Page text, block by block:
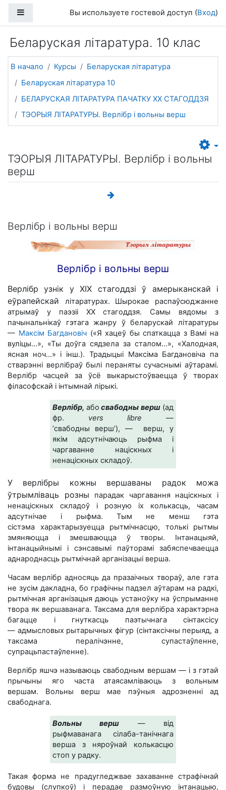
Боковая панельВы используете гостевой доступ (Вход)
Беларуская літаратура. 10 клас
В начало Курсы
Беларуская літаратура
Беларуская літаратура 10
БЕЛАРУСКАЯ ЛІТАРАТУРА ПАЧАТКУ ХХ СТАГОДДЗЯ
ТЭОРЫЯ ЛІТАРАТУРЫ. Верлібр і вольны верш
ТЭОРЫЯ ЛІТАРАТУРЫ. Верлібр і вольны
верш
Верлібр і вольны верш
Верлібр і вольны верш
Верлібр узнік у ХІХ стагоддзі ў амерыканскай і
еўрапейскай літаратурах. Шырокае распаўсюджанне
атрымаў у паэзіі ХХ стагоддзя. Самы вядомы з
пачынальнікаў гэтага жанру ў беларускай літаратуры
— Максім Багдановіч («Я хацеў бы спаткацца з Вамі на
вуліцы...», «Ты доўга сядзела за сталом...», «Халодная,
ясная ноч...» і інш.). Традыцыі Максіма Багдановіча па
стварэнні верлібраў былі пераняты сучаснымі аўтарамі.
Верлібр часцей за ўсё выкарыстоўваецца ў творах
філасофскай і інтымнай лірыкі.
Верлібр, або свабодны верш (ад
фр. vers libre —
‘свабодны верш’), — верш, у
якім адсутнічаюць рыфма і
чаргаванне націскных і
ненаціскных складоў.
У верлібры кожны вершаваны радок можа
ўтрымліваць розны парадак чаргавання націскных і
ненаціскных складоў і розную іх колькасць, часам
адсутнічае і рыфма. Тым не менш гэта
сістэма характарызуецца рытмічнасцю, толькі рытмы
змяняюцца і змешваюцца ў творы. Інтанацыяй,
інтанацыйнымі і сэнсавымі паўторамі забяспечваецца
аднароднасць рытмічнай арганізацыі верша.
Часам верлібр адносяць да празаічных твораў, але гэта
не зусім дакладна, бо графічны падзел аўтарам на радкі,
рытмічная арганізацыя даюць устаноўку на ўспрыманне
твора як вершаванага. Таксама для верлібра характэрна
багацце і гнуткасць паэтычнага сінтаксісу
— адмысловых рытарычных фігур (сінтаксічны перыяд, а
таксама пералічэнне, супастаўленне,
супрацьпастаўленне).
Верлібр яшчэ называюць свабодным вершам — і з гэтай
прычыны яго часта атаясамліваюць з вольным
вершам. Вольны верш мае пэўныя адрозненні ад
свабоднага.
Вольны верш — від
рыфмаванага сілаба-танічнага
верша з няроўнай колькасцю
стоп у радку.
Такая форма не прадугледжвае захаванне страфічнай
будовы (слупкоў) і перадае размоўную інтанацыю,